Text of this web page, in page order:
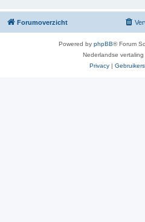
Forumoverzicht
Powered by phpBB® Forum
Nederlandse
Privacy |